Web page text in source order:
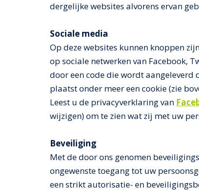
dergelijke websites alvorens ervan
Sociale media
Op deze websites kunnen knoppen
op sociale netwerken van Facebook,
door een code die wordt aangeleverd
plaatst onder meer een cookie (zie
Leest u de privacyverklaring van
wijzigen) om te zien wat zij met uw
Beveiliging
Met de door ons genomen
ongewenste toegang tot uw
een strikt autorisatie- en